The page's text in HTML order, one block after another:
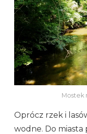
Mostek
Oprócz rzek i
wodne. Do miasta